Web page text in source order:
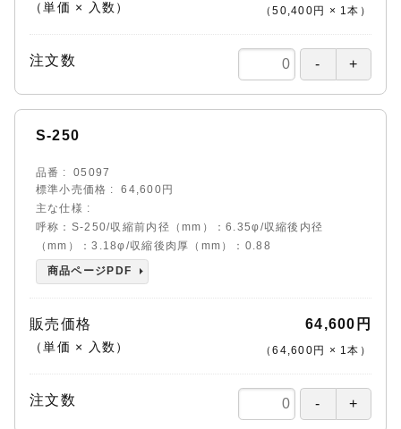
（単価 × 入数） （50,400円 × 1本 ）
注文数
S-250
品番
05097
標準小売価格
64,600円
主な仕様
呼称：S-250/収縮前内径（mm）：6.35φ/収縮後内径
（mm）：3.18φ/収縮後肉厚（mm）：0.88
商品ページPDF
販売価格
（単価 × 入数）
64,600円
（64,600円 × 1本 ）
注文数